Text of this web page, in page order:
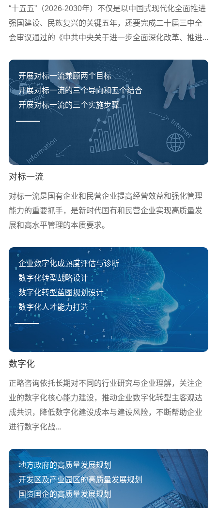
“十五五”（2026-2030年）不仅是以中国式现代化全面推进
强国建设、民族复兴的关键五年，还要完成二十届三中全
会审议通过的《中共中央关于进一步全面深化改革、推进...
开展对标一流兼顾两个目标
开展对标一流的三个导向和五个结合
开展对标一流的三个实施步骤
对标一流
对标一流是国有企业和民营企业提高经营效益和强化管理
能力的重要抓手，是新时代国有和民营企业实现高质量发
展和高水平管理的本质要求。
企业数字化成熟度评估与诊断
数字化转型战略设计
数字化转型蓝图规划设计
数字化人才能力打造
数字化
正略咨询依托长期对不同的行业研究与企业理解，关注企
业的数字化核心能力建设，推动企业数字化转型主客观达
成共识，降低数字化建设成本与建设风险，不断帮助企业
进行数字化战...
地方政府的高质量发展规划
开发区及产业园区的高质量发展规划
国资国企的高质量发展规划